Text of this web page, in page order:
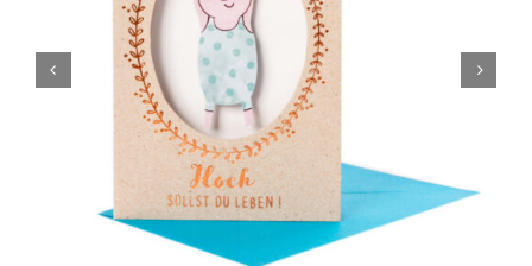
Kontakt
Mein Konto